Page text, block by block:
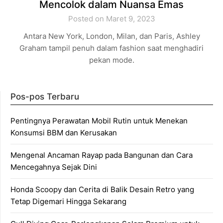
Mencolok dalam Nuansa Emas
Posted on Maret 9, 2023
Antara New York, London, Milan, dan Paris, Ashley
Graham tampil penuh dalam fashion saat menghadiri
pekan mode.
Pos-pos Terbaru
Pentingnya Perawatan Mobil Rutin untuk Menekan
Konsumsi BBM dan Kerusakan
Mengenal Ancaman Rayap pada Bangunan dan Cara
Mencegahnya Sejak Dini
Honda Scoopy dan Cerita di Balik Desain Retro yang
Tetap Digemari Hingga Sekarang